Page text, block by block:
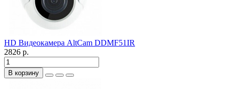
HD Видеокамера AltCam DDMF51IR
2826 р.
В корзину